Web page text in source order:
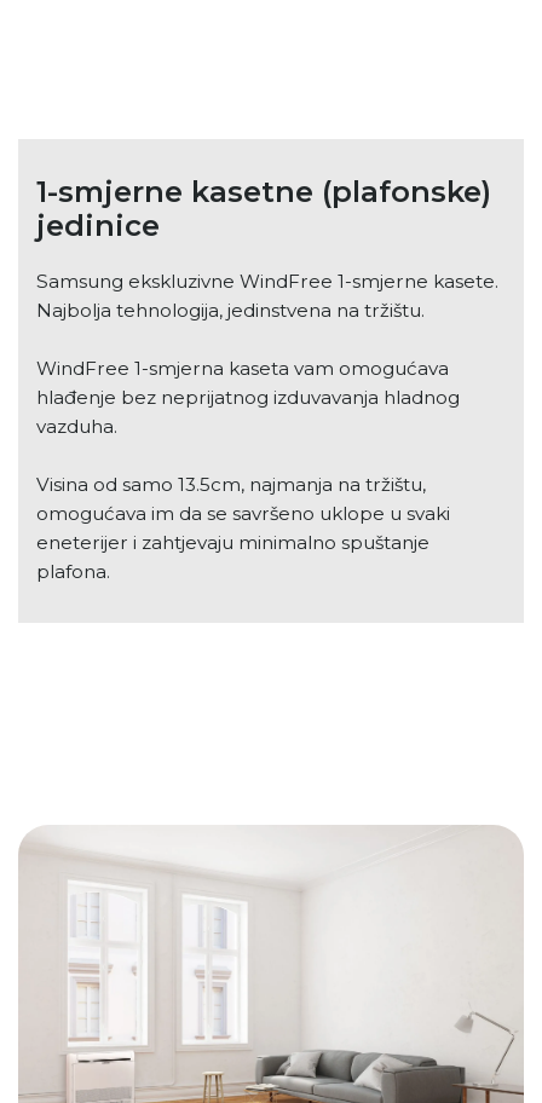
1-smjerne kasetne (plafonske)
jedinice
Samsung ekskluzivne WindFree 1-smjerne kasete.
Najbolja tehnologija, jedinstvena na tržištu.
WindFree 1-smjerna kaseta vam omogućava
hlađenje bez neprijatnog izduvavanja hladnog
vazduha.
Visina od samo 13.5cm, najmanja na tržištu,
omogućava im da se savršeno uklope u svaki
eneterijer i zahtjevaju minimalno spuštanje
plafona.